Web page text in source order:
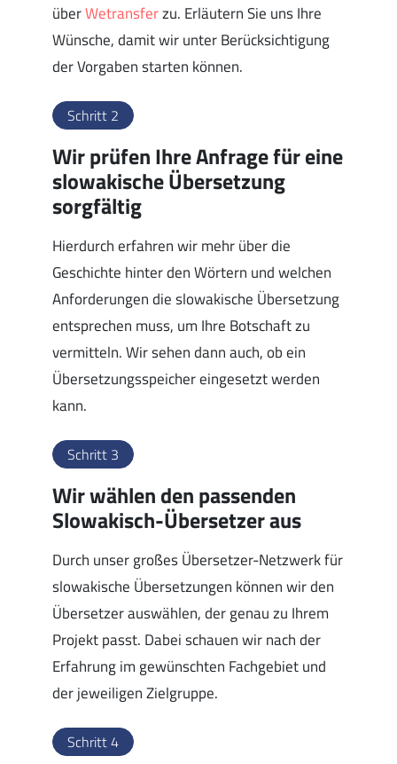
überWetransferzu. Erläutern Sie uns Ihre
Wünsche, damit wir unter Berücksichtigung
der Vorgaben starten können.
Schritt 2
Wir prüfen Ihre Anfrage für eine
slowakische Übersetzung
sorgfältig
Hierdurch erfahren wir mehr über die
Geschichte hinter den Wörtern und welchen
Anforderungen die slowakische Übersetzung
entsprechen muss, um Ihre Botschaft zu
vermitteln. Wir sehen dann auch, ob ein
Übersetzungsspeicher eingesetzt werden
kann.
Schritt 3
Wir wählen den passenden
Slowakisch-Übersetzer aus
Durch unser großes Übersetzer-Netzwerk für
slowakische Übersetzungen können wir den
Übersetzer auswählen, der genau zu Ihrem
Projekt passt. Dabei schauen wir nach der
Erfahrung im gewünschten Fachgebiet und
der jeweiligen Zielgruppe.
Schritt 4